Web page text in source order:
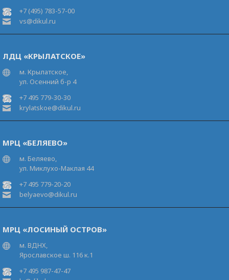
+7 (495) 783-57-00
vs@dikul.ru
ЛДЦ «КРЫЛАТСКОЕ»
м. Крылатское,
ул. Осенний б-р 4
+7 495 779-30-30
krylatskoe@dikul.ru
МРЦ «БЕЛЯЕВО»
м. Беляево,
ул. Миклухо-Маклая 44
+7 495 779-20-20
belyaevo@dikul.ru
МРЦ «ЛОСИНЫЙ ОСТРОВ»
м. ВДНХ,
Ярославское ш. 116 к.1
+7 495 987-47-47